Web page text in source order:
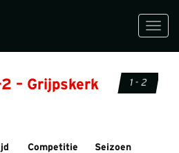
– Grijpskerk
1 - 2
Competitie
Seizoen